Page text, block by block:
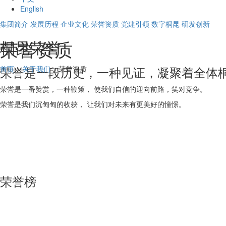
English
荣誉资质
首页>关于我们> 荣誉资质
集团简介 发展历程 企业文化 荣誉资质 党建引领 数字桐昆 研发创新
桐昆荣誉
荣誉是一段历史，一种见证，凝聚着全体
荣誉是一番赞赏，一种鞭策， 使我们自信的迎向前路，笑对竞争。
荣誉是我们沉甸甸的收获， 让我们对未来有更美好的憧憬。
荣誉榜